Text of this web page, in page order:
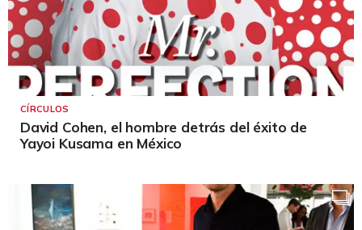
CÍRCULOS
David Cohen, el hombre detrás del éxito de
Yayoi Kusama en México